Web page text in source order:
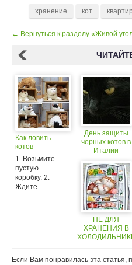
хранение кот
← Вернуться к разделу «Живой
Как ловить
котов
1. Возьмите
пустую
коробку. 2.
Ждите....
День защиты
черных котов в
Италии
НЕ ДЛЯ
ХРАНЕНИЯ В
Если Вам понравилась эта статья,